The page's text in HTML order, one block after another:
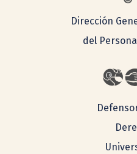
Dirección
del